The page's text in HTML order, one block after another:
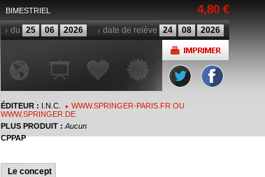
4,80 €
BIMESTRIEL
du 25 06 2026 date de relève 24 08 2026
ÉDITEUR : I.N.C.
WWW.SPRINGER-PARIS.FR OU
WWW.SPRINGER.DE
PLUS PRODUIT : Aucun
CPPAP
Le concept